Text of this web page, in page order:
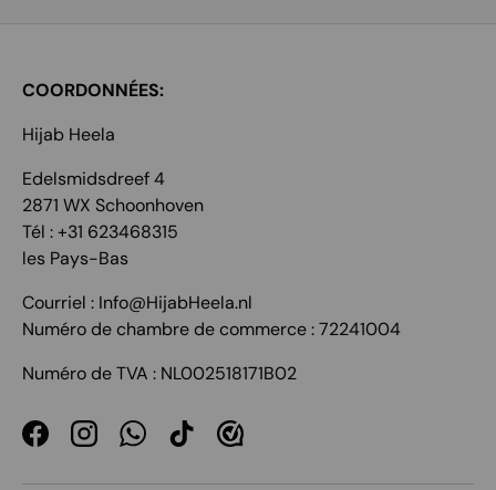
COORDONNÉES:
Hijab Heela
Edelsmidsdreef 4
2871 WX Schoonhoven
Tél : +31 623468315
les Pays-Bas
Courriel : Info@HijabHeela.nl
Numéro de chambre de commerce : 72241004
Numéro de TVA : NL002518171B02
FacebookInstagramWhatsApp
TikTok